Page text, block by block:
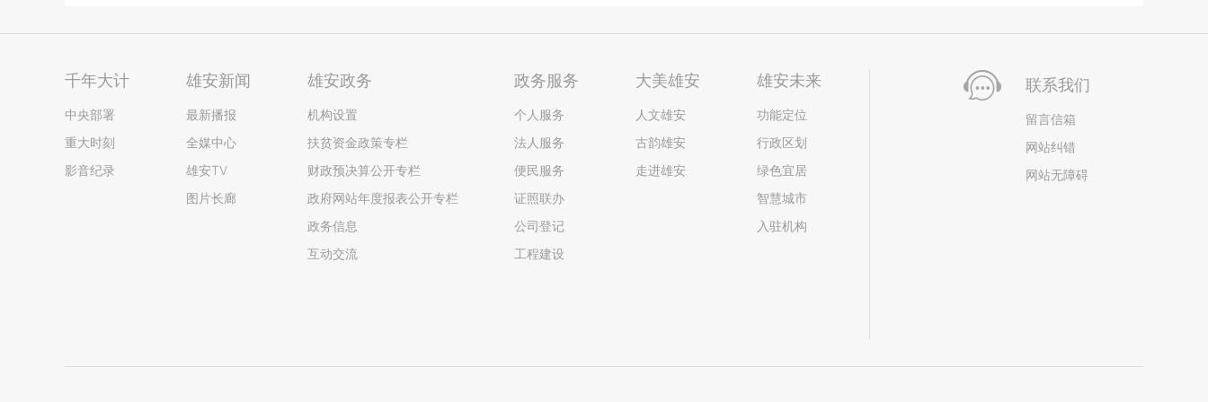
千年大计
中央部署
重大时刻
影音纪录
雄安新闻
最新播报
全媒中心
雄安TV
图片长廊
雄安政务
机构设置
扶贫资金政策专栏
财政预决算公开专栏
政府网站年度报表公开专栏
政务信息
互动交流
政务服务
个人服务
法人服务
便民服务
证照联办
公司登记
工程建设
大美雄安
人文雄安
古韵雄安
走进雄安
雄安未来
功能定位
行政区划
绿色宜居
智慧城市
入驻机构
联系我们
留言信箱
网站纠错
网站无障碍